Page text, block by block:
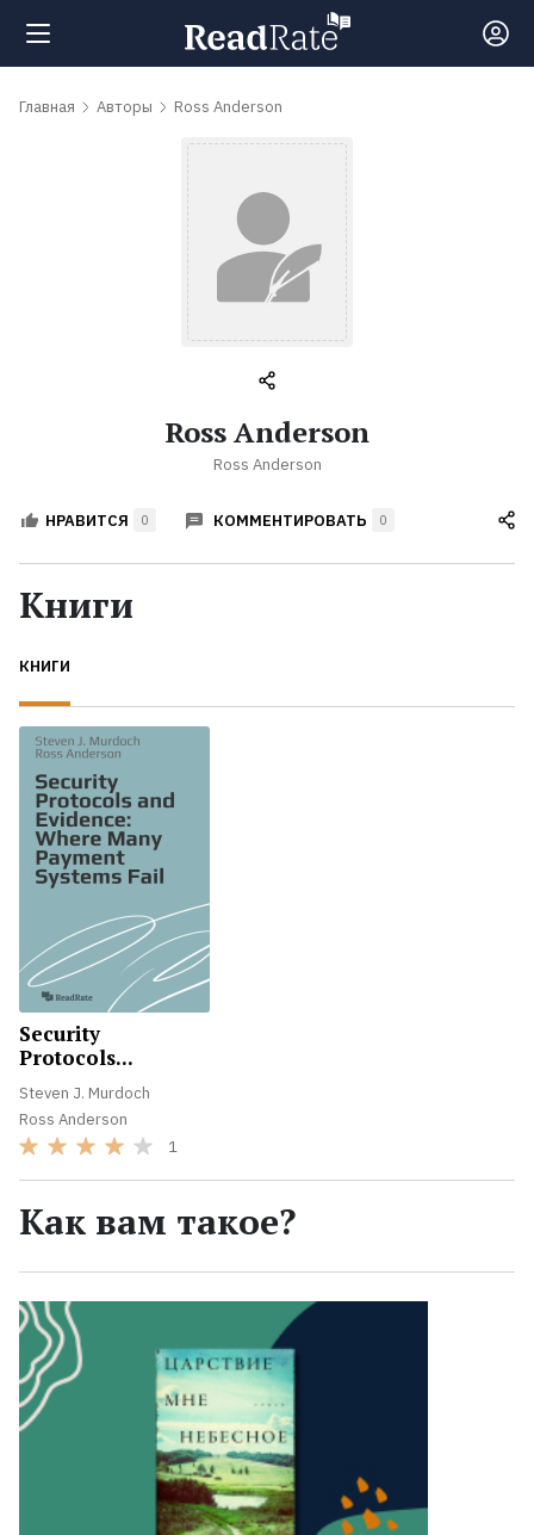
Поиск
обсуждаемые
Авторы
Жанры
Экранизации
Коллекции
Главная Авторы Ross Anderson
Ross Anderson
Ross Anderson
НРАВИТСЯ 0 КОММЕНТИРОВАТЬ 0
Книги
КНИГИ
Security
Protocols...
Steven J. Murdoch
Ross Anderson
1
Как вам такое?